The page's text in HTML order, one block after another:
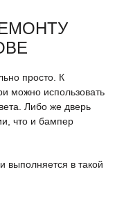
просто. К
можно использовать
Либо же дверь
что и бампер
выполняется в такой